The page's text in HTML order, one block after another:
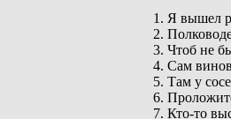
1. Я вышел
2.
3. Чтоб не
4. Сам
5. Там у
6.
7. Кто-то